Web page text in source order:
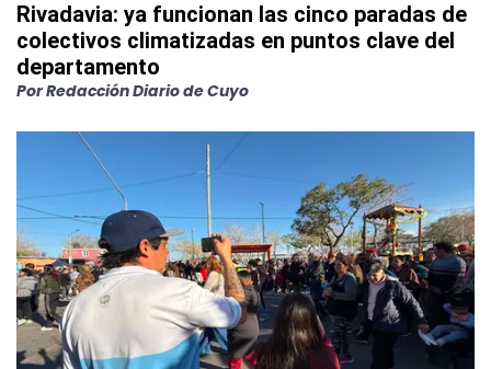
Rivadavia: ya funcionan las cinco paradas de
colectivos climatizadas en puntos clave del
departamento
PorRedacción Diario de Cuyo